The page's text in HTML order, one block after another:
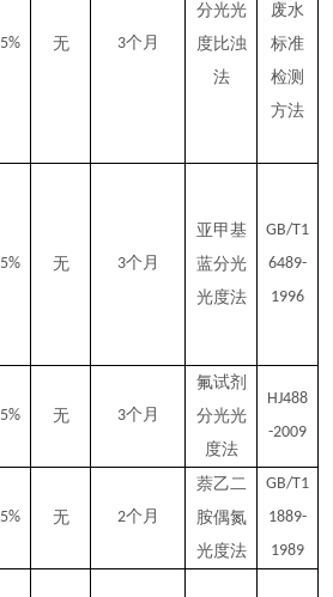
5% 无 3个月
分光光
度比浊
法
废水
标准
检测
方法
5% 无 3个月
亚甲基
蓝分光
光度法
GB/T1
6489-
1996
5% 无 3个月
氟试剂
分光光
度法
HJ488
-2009
5% 无 2个月
萘乙二
胺偶氮
光度法
GB/T1
1889-
1989